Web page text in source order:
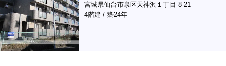
宮城県仙台市泉区天神沢１丁目 8-21
4階建 / 築24年